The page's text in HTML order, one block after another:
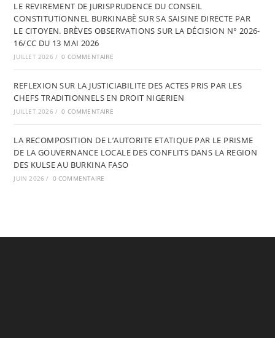
LE REVIREMENT DE JURISPRUDENCE DU CONSEIL
CONSTITUTIONNEL BURKINABÈ SUR SA SAISINE DIRECTE PAR
LE CITOYEN. BRÈVES OBSERVATIONS SUR LA DÉCISION N° 2026-
16/CC DU 13 MAI 2026
JUILLET 2026 / 0 COMMENTAIRE
REFLEXION SUR LA JUSTICIABILITE DES ACTES PRIS PAR LES
CHEFS TRADITIONNELS EN DROIT NIGERIEN
JUILLET 2026 / 0 COMMENTAIRE
LA RECOMPOSITION DE L’AUTORITE ETATIQUE PAR LE PRISME
DE LA GOUVERNANCE LOCALE DES CONFLITS DANS LA REGION
DES KULSE AU BURKINA FASO
JUIN 2026 / 0 COMMENTAIRE